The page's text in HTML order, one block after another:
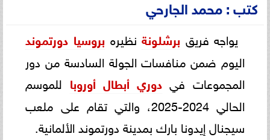
كتب : محمد الجارحي
يواجه فريق برشلونةنظيره بروسيا دورتموند
اليوم ضمن منافسات الجولة السادسة من دور
المجموعات في دوري أبطال أوروبا للموسم
الحالي 2024-2025، والتي تقام على ملعب
سيجنال إيدونا بارك بمدينة دورتموند الألمانية.